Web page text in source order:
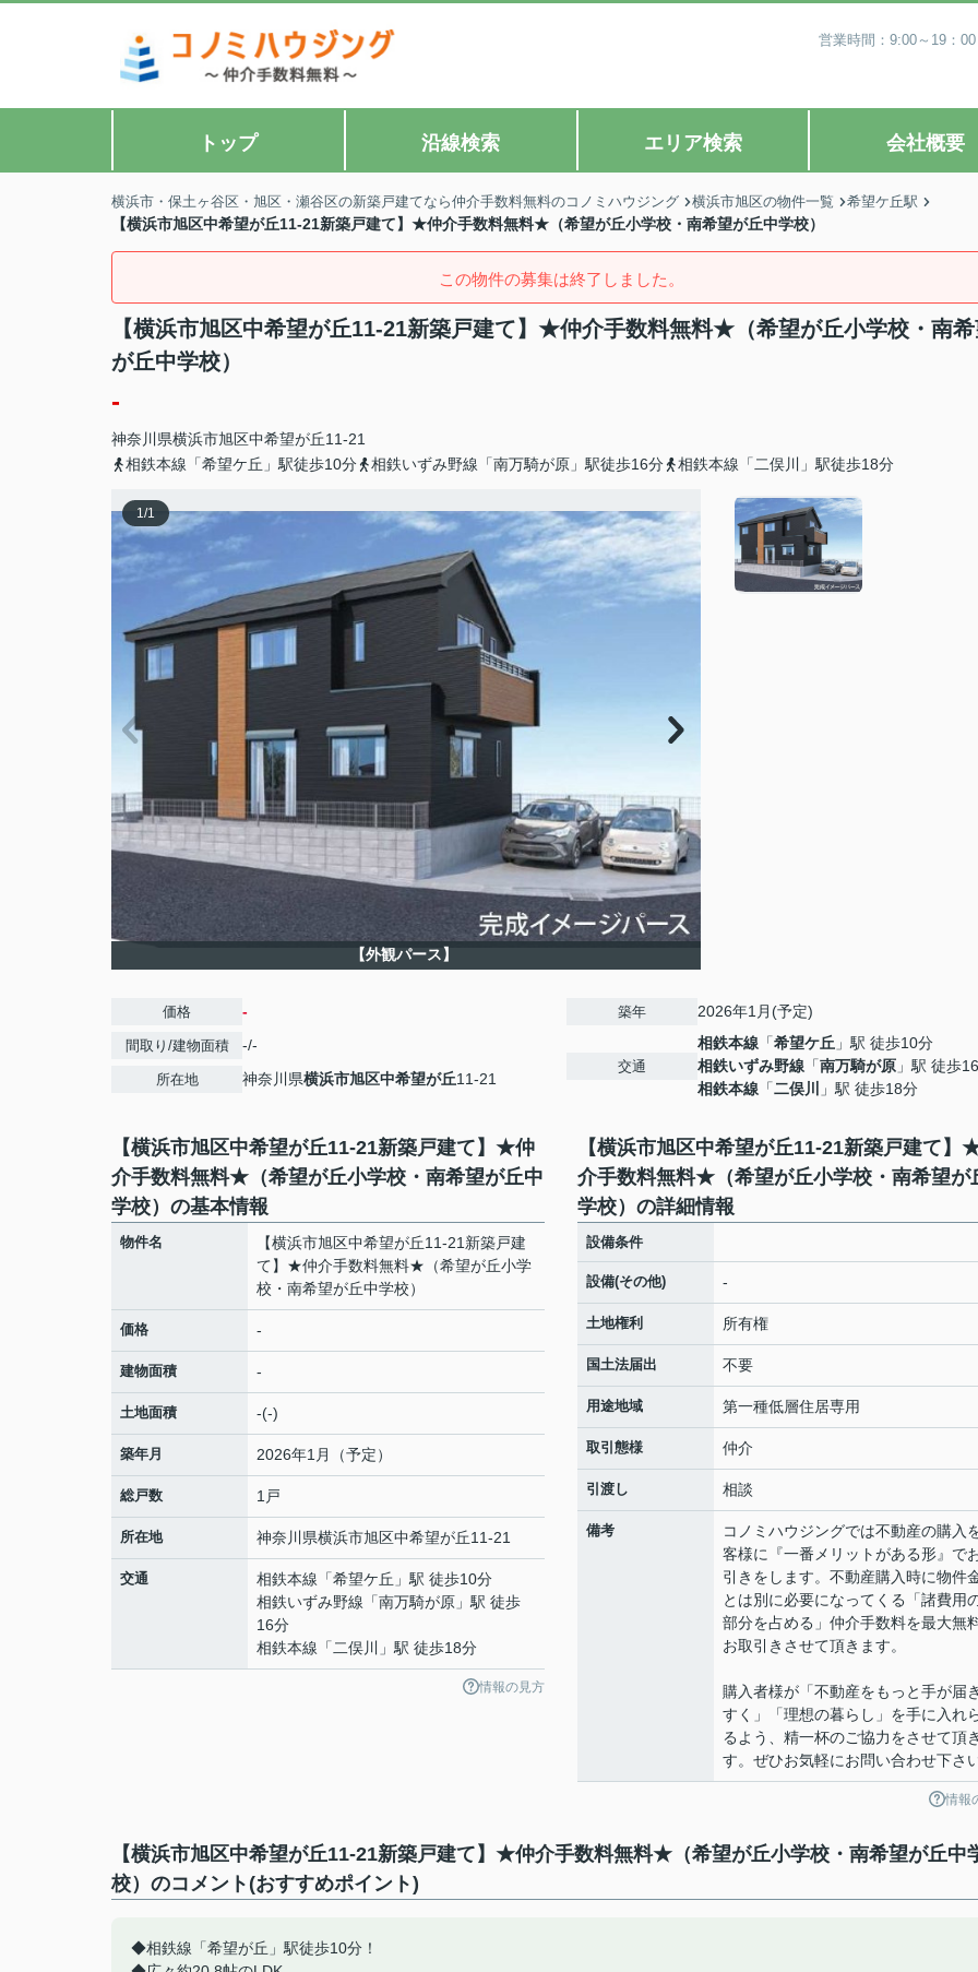
営業時間：9:00～19：
トップ 沿線検索 エリア検索 会社概要
横浜市・保土ヶ谷区・旭区・瀬谷区の新築戸建てなら仲介手数料無料のコノミハウジング 横浜市旭区の物件一覧 希望ケ丘駅
【横浜市旭区中希望が丘11-21新築戸建て】★仲介手数料無料★（希望が丘小学校・南希望が丘中学校）
この物件の募集は終了しました。
【横浜市旭区中希望が丘11-21新築戸建て】★仲介手数料無料★（希望が丘小学校・南
が丘中学校）
-
神奈川県横浜市旭区中希望が丘11-21
相鉄本線「希望ケ丘」駅徒歩10分
相鉄いずみ野線「南万騎が原」駅徒歩16分 相鉄本線「二俣川」駅徒歩18分
1/1
【外観パース】
価格 -
間取り/建物面積 -/-
所在地 神奈川県横浜市旭区中希望が丘11-21
築年 2026年1月(予定)
交通
相鉄本線 「希望ケ丘 」駅 徒歩10分
相鉄いずみ野線 「南万騎が原 」駅 徒歩
相鉄本線 「二俣川 」駅 徒歩18分
【横浜市旭区中希望が丘11-21新築戸建て】★仲
介手数料無料★（希望が丘小学校・南希望が丘中
学校）の基本情報
物件名
【横浜市旭区中希望が丘11-21新築戸建
て】★仲介手数料無料★（希望が丘小学
校・南希望が丘中学校）
価格 -
建物面積 -
土地面積 -(-)
築年月 2026年1月（予定）
総戸数 1戸
所在地 神奈川県横浜市旭区中希望が丘11-21
交通 相鉄本線 「希望ケ丘 」駅 徒歩10分
相鉄いずみ野線 「南万騎が原 」駅 徒歩
16分
相鉄本線 「 二俣川 」駅 徒歩18分
情報の見方
【横浜市旭区中希望が丘11-21新築戸建て】
介手数料無料★（希望が丘小学校・南希望が
学校）の詳細情報
設備条件
設備(その他) -
土地権利 所有権
国土法届出 不要
用途地域 第一種低層住居専用
取引態様 仲介
引渡し 相談
備考
コノミハウジングでは不動産の購入
客様に『一番メリットがある形』で
引きをします。不動産購入時に物件
とは別に必要になってくる「諸費用
部分を占める」仲介手数料を最大無
お取引きさせて頂きます。
購入者様が「不動産をもっと手が届
すく」「理想の暮らし」を手に入れ
るよう、精一杯のご協力をさせて頂
す。ぜひお気軽にお問い合わせ下さ
情報
【横浜市旭区中希望が丘11-21新築戸建て】★仲介手数料無料★（希望が丘小学校・南希望が丘中
校）のコメント(おすすめポイント)
◆相鉄線「希望が丘」駅徒歩10分！